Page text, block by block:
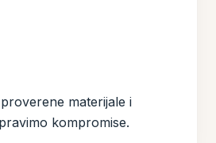
materijale i
kompromise.